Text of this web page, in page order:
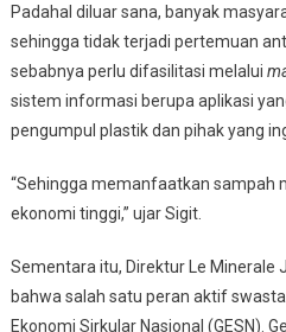
Padahal diluar sana, banyak
sehingga tidak terjadi pertemuan
sebabnya perlu difasilitasi melalui
sistem informasi berupa aplikasi
pengumpul plastik dan pihak yang
“Sehingga memanfaatkan sampah
ekonomi tinggi,” ujar Sigit.
Sementara itu, Direktur Le Minerale
bahwa salah satu peran aktif
Ekonomi Sirkular Nasional (GESN).